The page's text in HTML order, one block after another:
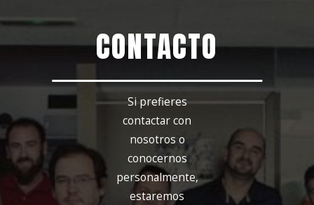
CONTACTO
Si prefieres
contactar con
nosotros o
conocernos
personalmente,
estaremos